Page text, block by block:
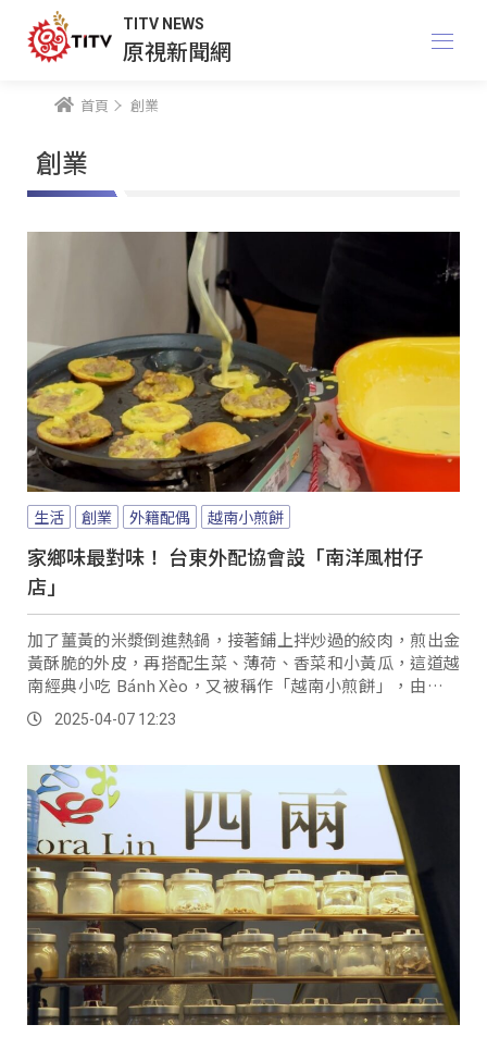
TITV NEWS
原視新聞網
首頁 創業
創業
生活 創業 外籍配偶 越南小煎餅
家鄉味最對味！ 台東外配協會設「南洋風柑仔
店」
加了薑黃的米漿倒進熱鍋，接著鋪上拌炒過的絞肉，煎出金
黃酥脆的外皮，再搭配生菜、薄荷、香菜和小黃瓜，這道越
南經典小吃 Bánh Xèo，又被稱作「越南小煎餅」，由於備
料繁瑣，在台灣並不常見，但對許多越南配偶來說，卻是最
熟悉、也最想念的家鄉味。
2025-04-07 12:23